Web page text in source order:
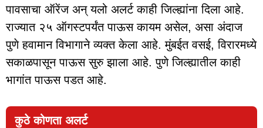
पावसाचा ऑरेंज अन् यलो अलर्ट काही जिल्ह्यांना दिला आहे.
राज्यात २५ ऑगस्टपर्यंत पाऊस कायम असेल, असा अंदाज
पुणे हवामान विभागाने व्यक्त केला आहे. मुंबईत वसई, विरारमध्ये
सकाळपासून पाऊस सुरु झाला आहे. पुणे जिल्ह्यातील काही
भागांत पाऊस पडत आहे.
कुठे कोणता अलर्ट